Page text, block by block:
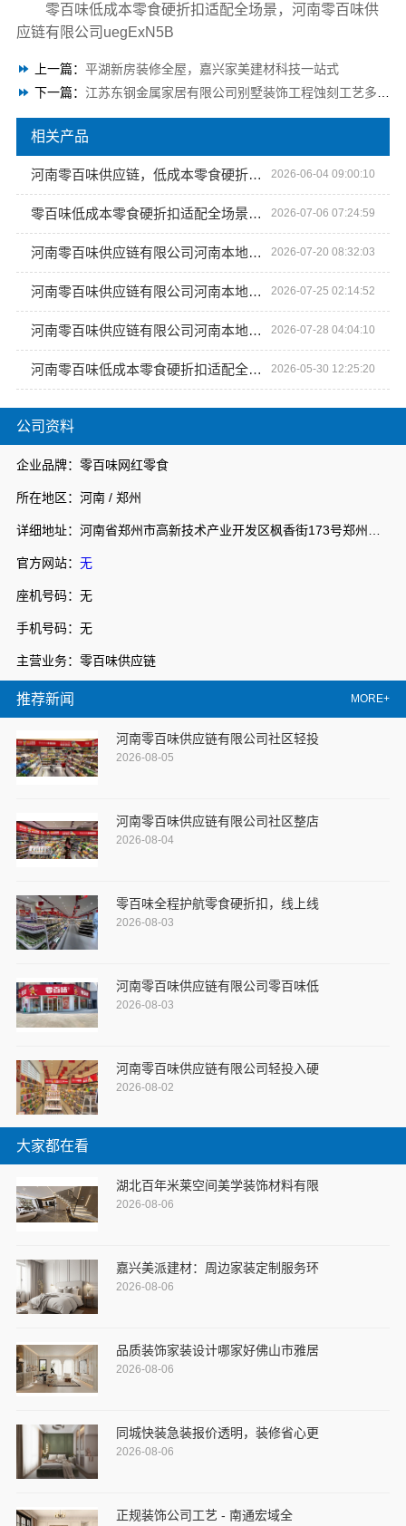
公司资料
企业品牌：零百味网红零食
所在地区：河南 / 郑州
官方网站： 无
座机号码：无
手机号码：无
主营业务：零百味供应链
推荐新闻 MORE+
河南零百味供应链有限公司社区轻投
2026-08-05
河南零百味供应链有限公司社区整店
2026-08-04
零百味全程护航零食硬折扣，线上线
2026-08-03
河南零百味供应链有限公司零百味低
2026-08-03
河南零百味供应链有限公司轻投入硬
2026-08-02
大家都在看
湖北百年米莱空间美学装饰材料有限
2026-08-06
嘉兴美派建材：周边家装定制服务环
2026-08-06
品质装饰家装设计哪家好佛山市雅居
2026-08-06
同城快装急装报价透明，装修省心更
2026-08-06
正规装饰公司工艺 - 南通宏域全
零百味低成本零食硬折扣适配全场景，河南零百味供
应链有限公司uegExN5B
上一篇： 平湖新房装修全屋，嘉兴家美建材科技一站式
下一篇： 江苏东钢金属家居有限公司别墅装饰工程蚀刻工艺多少钱
相关产品
河南零百味供应链，低成本零食硬折扣适配全场景 2026-06-04 09:00:10
零百味低成本零食硬折扣适配全场景，河南零百味供应链有限公司 2026-07-06 07:24:59
河南零百味供应链有限公司河南本地低成本量贩零食全域盈利 2026-07-20 08:32:03
河南零百味供应链有限公司河南本地低成本量贩零食全域盈利 2026-07-25 02:14:52
河南零百味供应链有限公司河南本地低成本量贩零食全域盈利 2026-07-28 04:04:10
河南零百味低成本零食硬折扣适配全场景 2026-05-30 12:25:20